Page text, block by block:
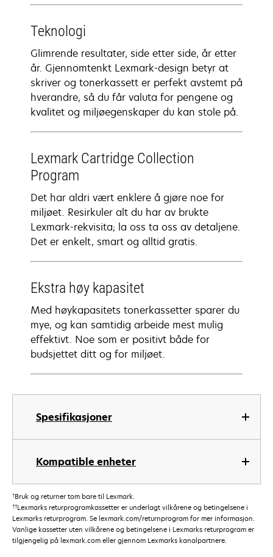
Spesifikasjoner
Kompatible enheter
Teknologi
Glimrende resultater, side etter side, år etter
år. Gjennomtenkt Lexmark-design betyr at
skriver og tonerkassett er perfekt avstemt på
hverandre, så du får valuta for pengene og
kvalitet og miljøegenskaper du kan stole på.
Lexmark Cartridge Collection
Program
Det har aldri vært enklere å gjøre noe for
miljøet. Resirkuler alt du har av brukte
Lexmark-rekvisita; la oss ta oss av detaljene.
Det er enkelt, smart og alltid gratis.
Ekstra høy kapasitet
Med høykapasitets tonerkassetter sparer du
mye, og kan samtidig arbeide mest mulig
effektivt. Noe som er positivt både for
budsjettet ditt og for miljøet.
†Bruk og returner tom bare til Lexmark.
††Lexmarks returprogramkassetter er underlagt vilkårene og betingelsene i
Lexmarks returprogram. Se lexmark.com/returnprogram for mer informasjon.
Vanlige kassetter uten vilkårene og betingelsene i Lexmarks returprogram er
tilgjengelig på lexmark.com eller gjennom Lexmarks kanalpartnere.